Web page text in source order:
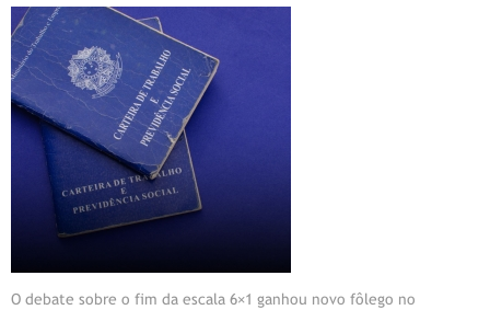
O debate sobre o fim da escala 6×1 ganhou novo fôlego no